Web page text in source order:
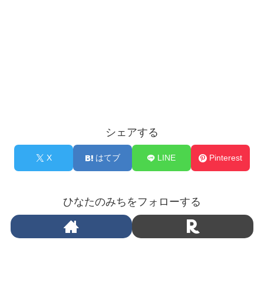
シェアする
X はてブ LINE Pinterest
ひなたのみちをフォローする